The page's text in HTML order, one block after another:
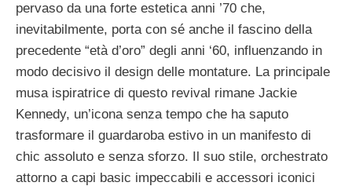
pervaso da una forte estetica anni ’70 che,
inevitabilmente, porta con sé anche il fascino della
precedente “età d’oro” degli anni ‘60, influenzando in
modo decisivo il design delle montature. La principale
musa ispiratrice di questo revival rimane Jackie
Kennedy, un’icona senza tempo che ha saputo
trasformare il guardaroba estivo in un manifesto di
chic assoluto e senza sforzo. Il suo stile, orchestrato
attorno a capi basic impeccabili e accessori iconici